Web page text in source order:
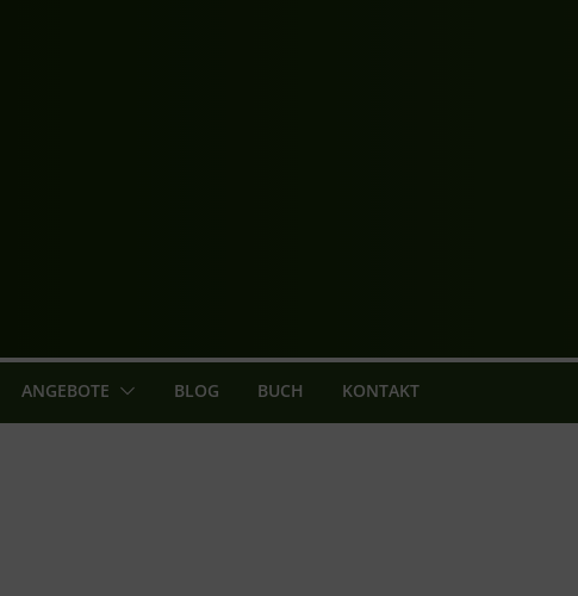
ANGEBOTE BLOG BUCH KONTAKT